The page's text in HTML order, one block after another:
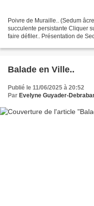
Poivre de Muraille.. (Sedum
succulente persistante Cliquer
faire défiler.. Présentation de
Balade en Ville..
Publié le 11/06/2025 à 20:52
Par Evelyne Guyader-